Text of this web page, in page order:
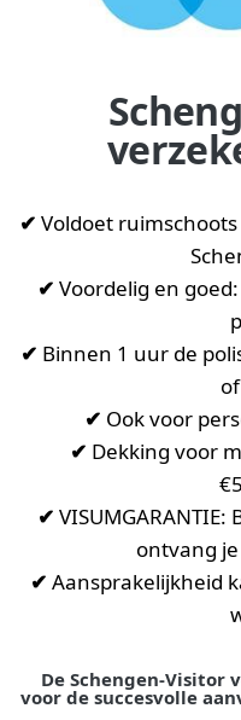
✔ Voldoet
✔ Voordelig en
✔ Binnen 1 uur de
✔ Ook voor
✔ Dekking voor
✔
ontvang
✔ Aansprakelijkheid
De Schengen-Visitor
voor de succesvolle